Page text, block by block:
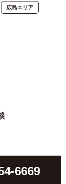
広島エリア
6669